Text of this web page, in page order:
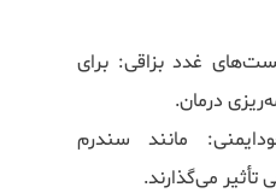
غدد بزاقی: برای
درمان.
مانند سندرم
می‌گذارند.